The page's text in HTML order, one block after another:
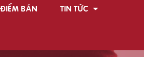
ĐIỂM BÁN TIN TỨC